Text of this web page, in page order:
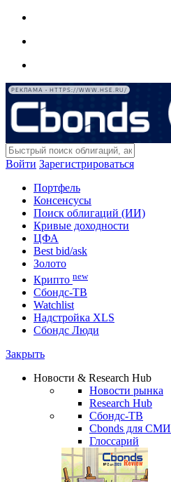
РЕКЛАМА • HTTPS://WWW.HSE.RU/
Войти Зарегистрироваться
Портфель
Консенсусы
Поиск облигаций (ИИ)
Кривые доходности
ЦФА
Best bid/ask
Золото
Крипто new
Сбондс-ТВ
Watchlist
Надстройка XLS
Сбондс Люди
Закрыть
Новости & Research Hub
Новости рынка
Research Hub
Сбондс-ТВ
Cbonds для СМИ
Глоссарий